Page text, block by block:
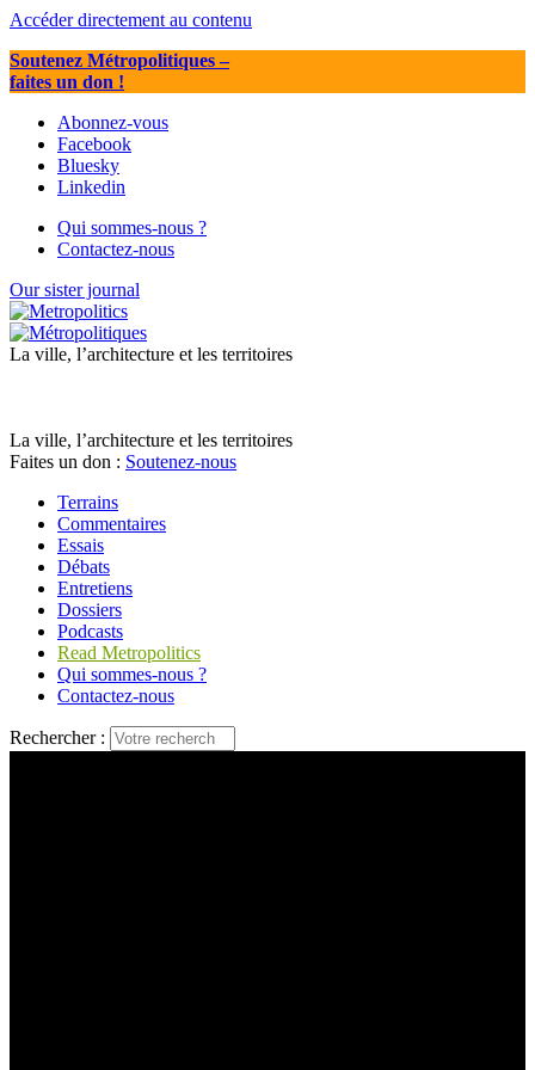
Accéder directement au contenu
Soutenez Métropolitiques–
faites un don !
Abonnez-vous
Facebook
Bluesky
Linkedin
Qui sommes-nous ?
Contactez-nous
Our sister journal
La ville, l’architecture et les territoires
La ville, l’architecture et les territoires
Faites un don : Soutenez-nous
Terrains
Commentaires
Essais
Débats
Entretiens
Dossiers
Podcasts
Read Metropolitics
Qui sommes-nous ?
Contactez-nous
Rechercher :